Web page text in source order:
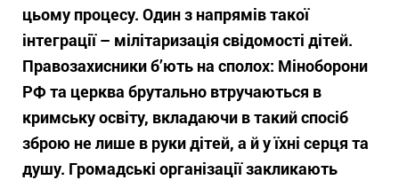
цьому процесу. Один з напрямів такої
інтеграції – мілітаризація свідомості дітей.
Правозахисники б’ють на сполох: Міноборони
РФ та церква брутально втручаються в
кримську освіту, вкладаючи в такий спосіб
зброю не лише в руки дітей, а й у їхні серця та
душу. Громадські організації закликають